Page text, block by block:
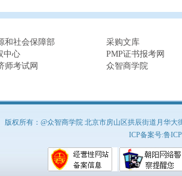
和社会保障部
采购文库
中心
PMP证书报考网
师考试网
众智商学院
版权所有：@众智商学院 北京市房山区拱辰街道月华
ICP备案号:鲁